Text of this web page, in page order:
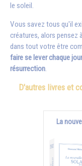
le soleil.
Vous savez tous qu'il
créatures, alors pensez
dans tout votre être
faire se lever chaque
résurrection.
D'autres livres et
La